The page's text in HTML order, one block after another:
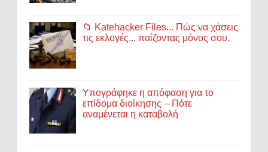
📁 Katehacker Files... Πώς να χάσεις
τις εκλογές... παίζοντας μόνος σου.
Υπογράφηκε η απόφαση για το
επίδομα διοίκησης – Πότε
αναμένεται η καταβολή